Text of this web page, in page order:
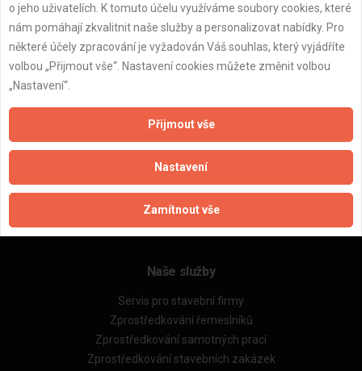
Zpracování a ochrana osobních údajů
Zásady pro používání souborů cookie
Obchodní podmínky (zprostředkování)
Obchodní podmínky (rozpočtování)
Reference
Naše excelové tabulky online
Naše služby
Servis pro stavební firmy
Zprostředkování řemeslníků
Zprostředkování samotných prací
Zprostředkování stavebních zakázek
o jeho uživatelích. K tomuto účelu využíváme soubory cookies, které
nám pomáhají zkvalitnit naše služby a personalizovat nabídky. Pro
některé účely zpracování je vyžadován Váš souhlas, který vyjádříte
volbou „Přijmout vše“. Nastavení cookies můžete změnit volbou
„Nastavení“.
Přijmout vše
Nastavení
Zamítnout vše